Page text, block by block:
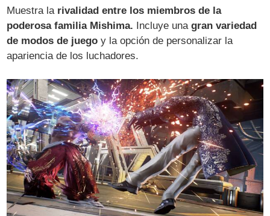
Muestra la rivalidad entre los miembros de la
poderosa familia Mishima. Incluye unagran variedad
de modos de juego y la opción de personalizar la
apariencia de los luchadores.